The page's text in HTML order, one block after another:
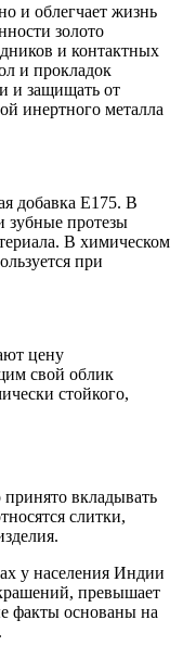
и облегчает жизнь
золото
и контактных
и прокладок
и защищать от
инертного металла
добавка Е175. В
зубные протезы
В химическом
при
цену
свой облик
стойкого,
вкладывать
слитки,
у населения Индии
превышает
факты основаны на